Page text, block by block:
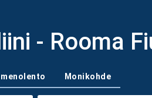
- Rooma
Monikohde